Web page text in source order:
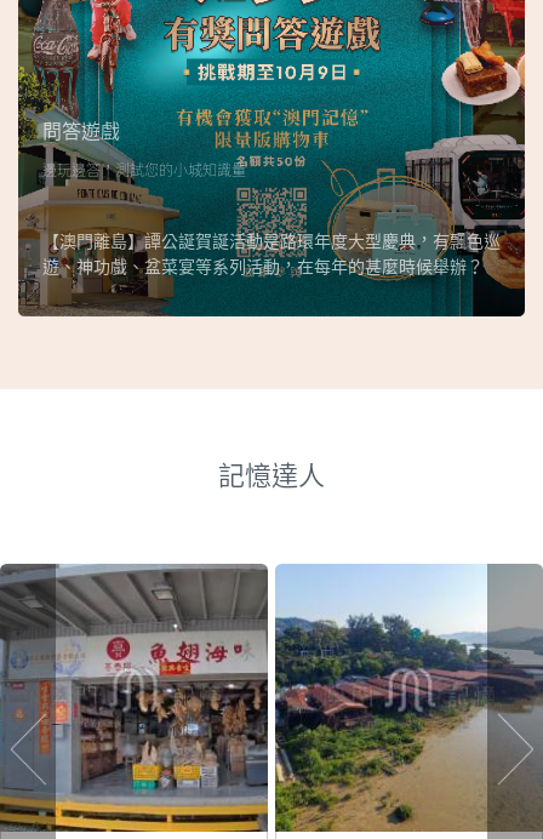
問答遊戲
邊玩邊答，測試您的小城知識量
【澳門離島】譚公誕賀誕活動是路環年度大型慶典，有飄色巡
遊、神功戲、盆菜宴等系列活動，在每年的甚麼時候舉辦？
記憶達人